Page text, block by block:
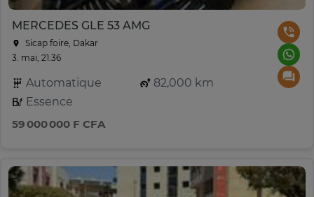
MERCEDES GLE 53 AMG
Sicap foire, Dakar
3. mai, 21:36
Automatique
82,000 km
Essence
59 000 000 F CFA